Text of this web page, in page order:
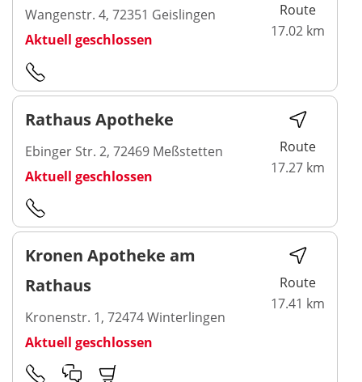
Wangenstr. 4, 72351 Geislingen
Aktuell geschlossen
Route
17.02 km
Rathaus Apotheke
Ebinger Str. 2, 72469 Meßstetten
Aktuell geschlossen
Route
17.27 km
Kronen Apotheke am
Rathaus
Kronenstr. 1, 72474 Winterlingen
Aktuell geschlossen
Route
17.41 km